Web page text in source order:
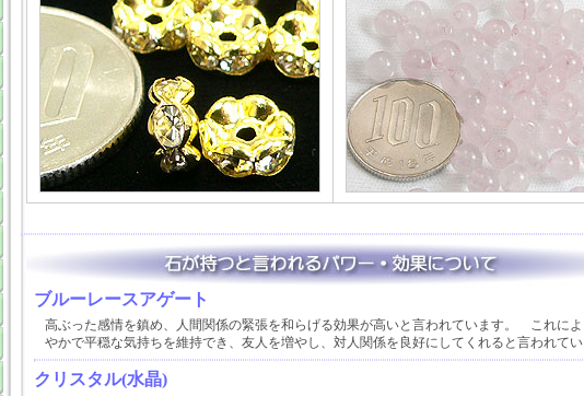
ブルーレースアゲート
高ぶった感情を鎮め、人間関係の緊張を和らげる効果が高いと言われています。 これに
やかで平穏な気持ちを維持でき、友人を増やし、対人関係を良好にしてくれると言われて
クリスタル(水晶)